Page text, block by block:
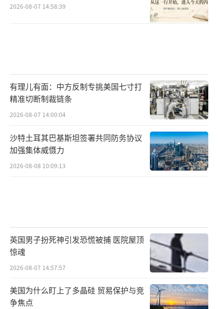
2026-08-07 14:58:39
有理儿有面：中方反制专挑美国七寸打
精准切断制裁链条
2026-08-07 14:00:04
沙特土耳其巴基斯坦签署共同防务协议
加强集体威慑力
2026-08-08 10:09:13
英国男子扮死神引发恐慌被捕 医院屋顶
惊魂
2026-08-07 14:57:57
美国为什么盯上了多晶硅 贸易保护与竞
争焦点